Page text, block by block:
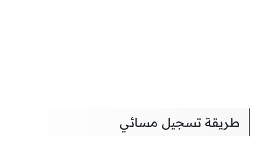
طريقة تسجيل مسائي